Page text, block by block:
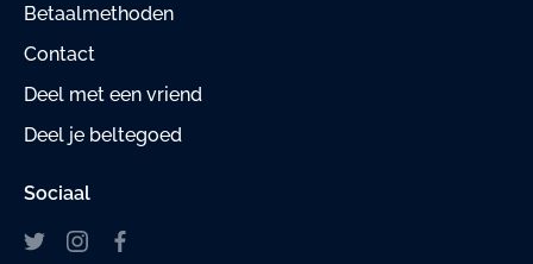
Betaalmethoden
Contact
Deel met een vriend
Deel je beltegoed
Sociaal